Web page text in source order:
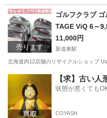
北海道 札幌市 新道東駅
売ります
ゴルフクラブ
TAGE ViQ 6～
ツアーステージ
11,000円
新道東駅
北海道内12店舗のリサイクルショップ
新道東駅
【求】古い人
状態が悪くても
COYASH